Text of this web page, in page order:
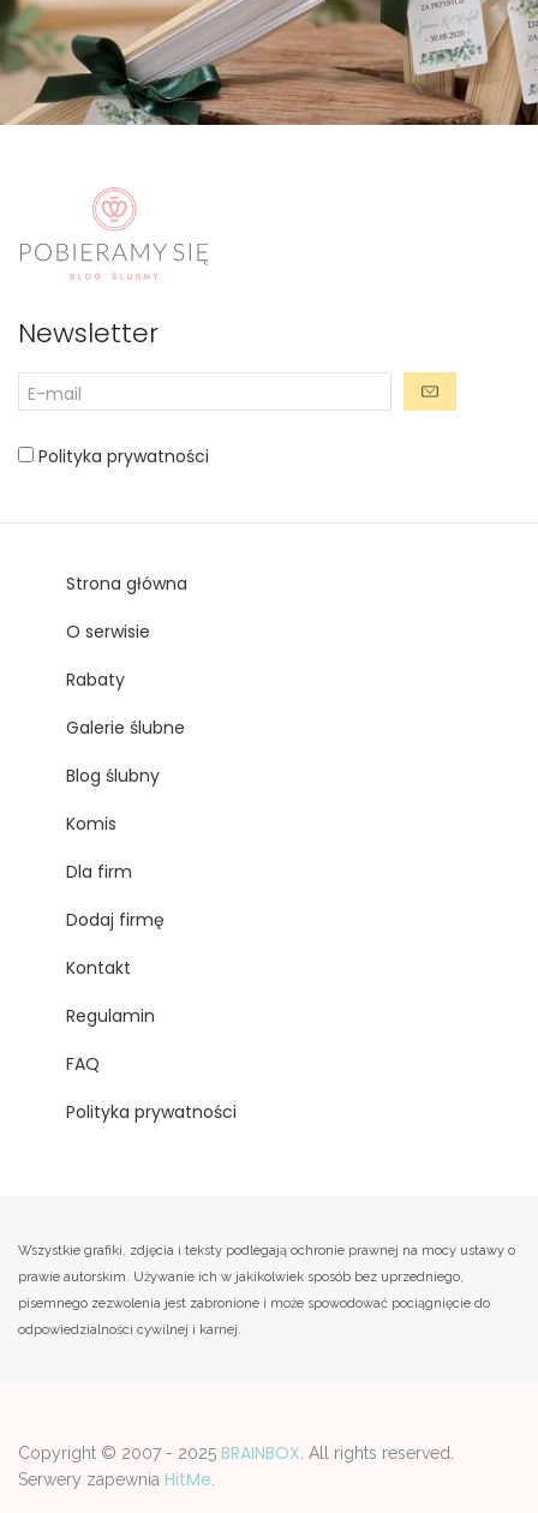
Newsletter
Polityka prywatności
Strona główna
O serwisie
Rabaty
Galerie ślubne
Blog ślubny
Komis
Dla firm
Dodaj firmę
Kontakt
Regulamin
FAQ
Polityka prywatności
Wszystkie grafiki, zdjęcia i teksty podlegają ochronie prawnej na mocy ustawy o
prawie autorskim. Używanie ich w jakikolwiek sposób bez uprzedniego,
pisemnego zezwolenia jest zabronione i może spowodować pociągnięcie do
odpowiedzialności cywilnej i karnej.
Copyright © 2007 - 2025 BRAINBOX. All rights reserved.
Serwery zapewnia HitMe.